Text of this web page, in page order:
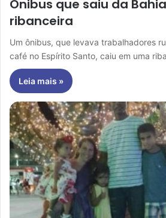
Ônibus que saiu da
ribanceira
Um ônibus, que levava trabalhadores
café no Espírito Santo, caiu em uma
Leia mais »